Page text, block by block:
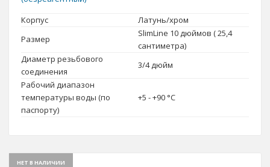
Корпус
Латунь/хром
Размер
SlimLine 10 дюймов ( 25,4
сантиметра)
Диаметр резьбового
соединения
3/4 дюйм
Рабочий диапазон
температуры воды (по
паспорту)
+5 - +90 °C
НЕТ В НАЛИЧИИ